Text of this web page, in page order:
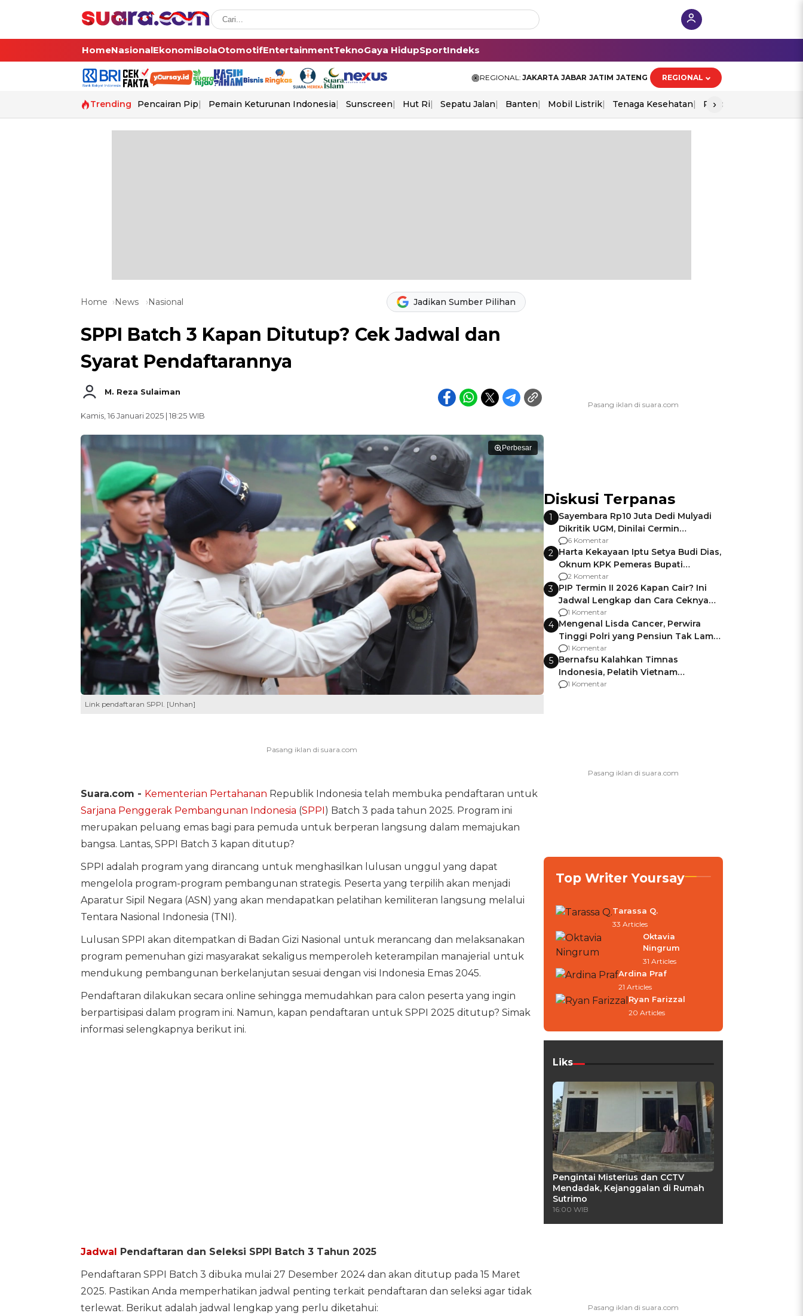
HomeNasionalEkonomiBolaOtomotifEntertainmentTeknoGaya HidupSportIndeks
REGIONAL: JAKARTA JABAR JATIM JATENG REGIONAL
Trending Pencairan Pip Pemain Keturunan Indonesia Sunscreen Hut Ri Sepatu Jalan Banten Mobil Listrik Tenaga Kesehatan Piala Aff 2026
›
Home News Nasional Jadikan Sumber Pilihan
SPPI Batch 3 Kapan Ditutup? Cek Jadwal dan
Syarat Pendaftarannya
M. Reza Sulaiman
Kamis, 16 Januari 2025 | 18:25 WIB
Perbesar
Link pendaftaran SPPI. [Unhan]
Suara.com - Kementerian Pertahanan Republik Indonesia telah membuka pendaftaran untuk
Sarjana Penggerak Pembangunan Indonesia (SPPI) Batch 3 pada tahun 2025. Program ini
merupakan peluang emas bagi para pemuda untuk berperan langsung dalam memajukan
bangsa. Lantas, SPPI Batch 3 kapan ditutup?
SPPI adalah program yang dirancang untuk menghasilkan lulusan unggul yang dapat
mengelola program-program pembangunan strategis. Peserta yang terpilih akan menjadi
Aparatur Sipil Negara (ASN) yang akan mendapatkan pelatihan kemiliteran langsung melalui
Tentara Nasional Indonesia (TNI).
Lulusan SPPI akan ditempatkan di Badan Gizi Nasional untuk merancang dan melaksanakan
program pemenuhan gizi masyarakat sekaligus memperoleh keterampilan manajerial untuk
mendukung pembangunan berkelanjutan sesuai dengan visi Indonesia Emas 2045.
Pendaftaran dilakukan secara online sehingga memudahkan para calon peserta yang ingin
berpartisipasi dalam program ini. Namun, kapan pendaftaran untuk SPPI 2025 ditutup? Simak
informasi selengkapnya berikut ini.
Jadwal Pendaftaran dan Seleksi SPPI Batch 3 Tahun 2025
Pendaftaran SPPI Batch 3 dibuka mulai 27 Desember 2024 dan akan ditutup pada 15 Maret
2025. Pastikan Anda memperhatikan jadwal penting terkait pendaftaran dan seleksi agar tidak
terlewat. Berikut adalah jadwal lengkap yang perlu diketahui:
Diskusi Terpanas
1
Sayembara Rp10 Juta Dedi Mulyadi
Dikritik UGM, Dinilai Cermin
Gagalnya Negara Jamin Keamanan
6 Komentar
2 Harta Kekayaan Iptu Setya Budi Dias,
Oknum KPK Pemeras Bupati
Pemalang
2 Komentar
3 PIP Termin II 2026 Kapan Cair? Ini
Jadwal Lengkap dan Cara Ceknya
agar Dana Tidak Hangus!
1 Komentar
4 Mengenal Lisda Cancer, Perwira
Tinggi Polri yang Pensiun Tak Lama
Usai Jadi Brigjen
1 Komentar
5 Bernafsu Kalahkan Timnas
Indonesia, Pelatih Vietnam
Berencana Pakai Jimat di Pakansari
1 Komentar
Top Writer Yoursay
Tarassa Q.
33 Articles
Oktavia
Ningrum
31 Articles
Ardina Praf
21 Articles
Ryan Farizzal
20 Articles
Liks
Pengintai Misterius dan CCTV
Mendadak, Kejanggalan di Rumah
Sutrimo
16:00 WIB